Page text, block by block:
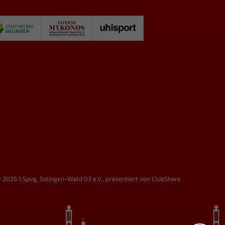
1.Spvg. Solingen-Wald 03 e.V., präsentiert von ClubShare